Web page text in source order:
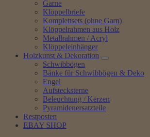
Garne
Klöppelbriefe
Komplettsets (ohne Garn)
Klöppelrahmen aus Holz
Metallrahmen / Acryl
Klöppeleinhänger
Holzkunst & Dekoration
Schwibbögen
Bänke für Schwibbögen & Deko
Engel
Aufstecksterne
Beleuchtung / Kerzen
Pyramidenersatzteile
Restposten
EBAY SHOP